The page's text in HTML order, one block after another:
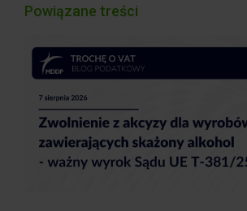
Powiązane treści